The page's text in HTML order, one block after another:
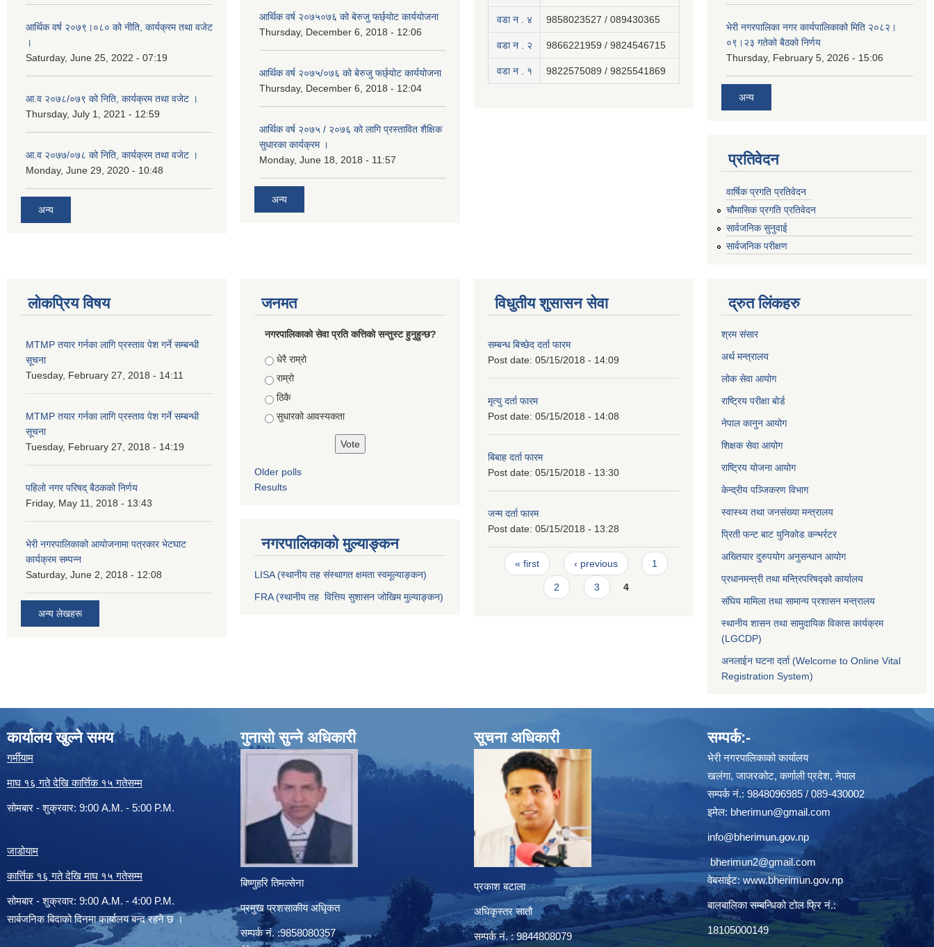
आर्थिक वर्ष २०७९।०८० को नीति, कार्यक्रम तथा वजेट
।
Saturday, June 25, 2022 - 07:19
आ.व २०७८/०७९ को निति, कार्यक्रम तथा वजेट ।
Thursday, July 1, 2021 - 12:59
आ.व २०७७/०७८ को निति, कार्यक्रम तथा वजेट ।
Monday, June 29, 2020 - 10:48
अन्य
आर्थिक वर्ष २०७५०७६ को बेरुजु फर्छ्योट कार्ययोजना
Thursday, December 6, 2018 - 12:06
आर्थिक वर्ष २०७५/०७६ को बेरुजु फर्छ्योट कार्ययोजना
Thursday, December 6, 2018 - 12:04
आर्थिक वर्ष २०७५ / २०७६ को लागि प्रस्तावित शैक्षिक
सुधारका कार्यक्रम ।
Monday, June 18, 2018 - 11:57
अन्य
वडा न . ४ 9858023527 / 089430365
वडा न . २ 9866221959 / 9824546715
वडा न . १ 9822575089 / 9825541869
भेरी नगरपालिका नगर कार्यपालिकाको मिति २०८२।
०९।२३ गतेको बैठको निर्णय
Thursday, February 5, 2026 - 15:06
अन्य
प्रतिवेदन
वार्षिक प्रगति प्रतिवेदन
चौमासिक प्रगति प्रतिवेदन
सार्वजनिक सुनुवाई
सार्वजनिक परीक्षण
लोकप्रिय विषय
MTMP तयार गर्नका लागि प्रस्ताव पेश गर्ने सम्बन्धी
सूचना
Tuesday, February 27, 2018 - 14:11
MTMP तयार गर्नका लागि प्रस्ताव पेश गर्ने सम्बन्धी
सूचना
Tuesday, February 27, 2018 - 14:19
पहिलो नगर परिषद् बैठकको निर्णय
Friday, May 11, 2018 - 13:43
भेरी नगरपालिकाको आयोजनामा पत्रकार भेटघाट
कार्यक्रम सम्पन्न
Saturday, June 2, 2018 - 12:08
अन्य लेखहरू
जनमत
नगरपालिकाको सेवा प्रति कत्तिको सन्तुस्ट हुनुहुन्छ?
Choices
धेरै राम्रो
राम्रो
ठिकै
सुधारको आवस्यकता
Older polls
Results
नगरपालिकाको मुल्याङ्कन
LISA (स्थानीय तह संस्थागत क्षमता स्वमूल्याङ्कन)
FRA (स्थानीय तह वित्तिय सुशासन जोखिम मुल्याङ्कन)
विधुतीय शुसासन सेवा
सम्बन्ध बिच्छेद दर्ता फारम
Post date: 05/15/2018 - 14:09
मृत्यु दर्ता फारम
Post date: 05/15/2018 - 14:08
बिबाह दर्ता फारम
Post date: 05/15/2018 - 13:30
जन्म दर्ता फारम
Post date: 05/15/2018 - 13:28
Pages
« first ‹ previous 1
2 3 4
द्रुत लिंकहरु
श्रम संसार
अर्थ मन्त्रालय
लोक सेवा आयोग
राष्ट्रिय परीक्षा बोर्ड
नेपाल कानुन आयोग
शिक्षक सेवा आयोग
राष्ट्रिय योजना आयोग
केन्द्रीय पञ्जिकरण विभाग
स्वास्थ्य तथा जनसंख्या मन्त्रालय
प्रिती फन्ट बाट युनिकोड कन्भर्रटर
अख्तियार दुरुपयोग अनुसन्धान आयोग
प्रधानमन्त्री तथा मन्त्रिपरिषद्को कार्यालय
संघिय मामिला तथा सामान्य प्रशासन मन्त्रालय
स्थानीय शासन तथा सामुदायिक विकास कार्यक्रम
(LGCDP)
अनलाईन घटना दर्ता (Welcome to Online Vital
Registration System)
कार्यालय खुल्ने समय
गर्मीयाम
माघ १६ गते देखि कार्त्तिक १५ गतेसम्म
सोमबार - शुक्रवार: 9:00 A.M. - 5:00 P.M.
जाडोयाम
कार्त्तिक १६ गते देखि माघ १५ गतेसम्म
सोमबार - शुक्रवार: 9:00 A.M. - 4:00 P.M.
सार्बजनिक बिदाको दिनमा कार्यालय बन्द रहने छ ।
गुनासो सुन्ने अधिकारी
बिष्णुहरि तिमल्सेना
प्रमुख प्रशसाकीय अधिृकत
सम्पर्क न‌ं. :9858080357
सूचना अधिकारी
प्रकाश बटाला
अधिकृस्तर सातौ
सम्पर्क न‌ं. : 9844808079
सम्पर्क:-
भेरी नगरपालिकाको कार्यालय
खलंगा, जाजरकोट, कर्णाली प्रदेश, नेपाल
सम्पर्क नं.: 9848096985 / 089-430002
इमेल: bherimun@gmail.com
info@bherimun.gov.np
bherimun2@gmail.com
वेबसाईट: www.bherimun.gov.np
बालबालिका सम्बन्धिको टोल फ्रि नं.:
18105000149